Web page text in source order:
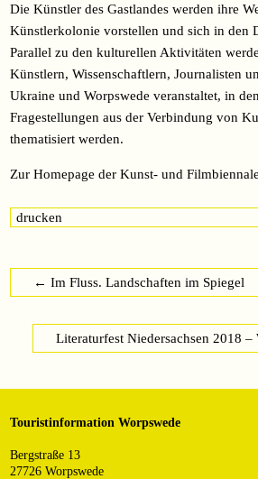
Die Künstler des Gastlandes werden ihre
Künstlerkolonie vorstellen und sich in den
Parallel zu den kulturellen Aktivitäten
Künstlern, Wissenschaftlern, Journalisten
Ukraine und Worpswede veranstaltet, in
Fragestellungen aus der Verbindung von
thematisiert werden.
Zur Homepage der Kunst- und
drucken
← Im Fluss. Landschaften im Spiegel
Literaturfest Niedersachsen 2018 –
Touristinformation Worpswede
Bergstraße 13
27726 Worpswede